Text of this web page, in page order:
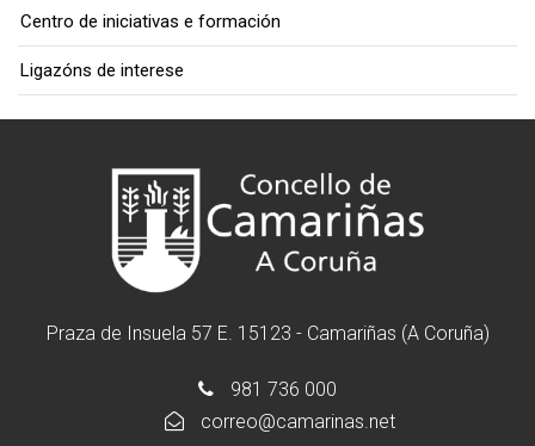
Centro de iniciativas e formación
Ligazóns de interese
Praza de Insuela 57 E. 15123 - Camariñas (A Coruña)
981 736 000
correo@camarinas.net